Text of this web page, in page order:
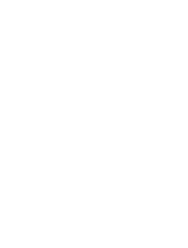
ệ
ểm nổi bật